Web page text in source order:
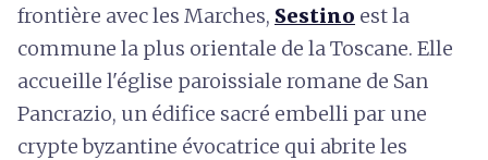
frontière avec les Marches, Sestino est la
commune la plus orientale de la Toscane. Elle
accueille l'église paroissiale romane de San
Pancrazio, un édifice sacré embelli par une
crypte byzantine évocatrice qui abrite les